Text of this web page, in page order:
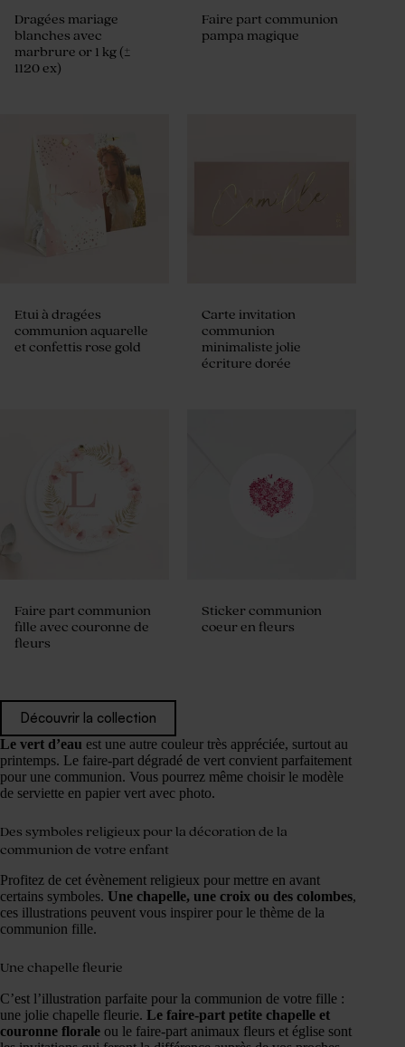
Dragées mariage
blanches avec
marbrure or 1 kg (±
1120 ex)
Faire part communion
pampa magique
Etui à dragées
communion aquarelle
et confettis rose gold
Carte invitation
communion
minimaliste jolie
écriture dorée
Faire part communion
fille avec couronne de
fleurs
Sticker communion
coeur en fleurs
Découvrir la collection
Le vert d’eau est une autre couleur très appréciée, surtout au
printemps. Le faire-part dégradé de vert convient parfaitement
pour une communion. Vous pourrez même choisir le modèle
de serviette en papier vert avec photo.
Des symboles religieux pour la décoration de la
communion de votre enfant
Profitez de cet évènement religieux pour mettre en avant
certains symboles. Une chapelle, une croix ou des colombes,
ces illustrations peuvent vous inspirer pour le thème de la
communion fille.
Une chapelle fleurie
C’est l’illustration parfaite pour la communion de votre fille :
une jolie chapelle fleurie. Le faire-part petite chapelle et
couronne florale ou le faire-part animaux fleurs et église sont